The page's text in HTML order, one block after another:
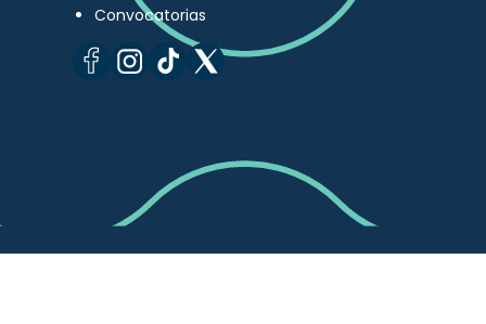
Convocatorias